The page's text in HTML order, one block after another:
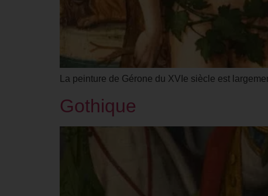
La peinture de Gérone du XVIe siècle est
Gothique